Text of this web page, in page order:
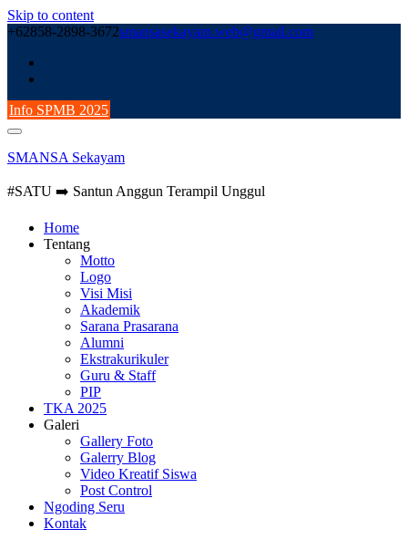
Skip to content
+62858-2898-3672smansasekayam.web@gmail.com
Info SPMB 2025
SMANSA Sekayam
#SATU ➡️ Santun Anggun Terampil Unggul
Home
Tentang
Motto
Logo
Visi Misi
Akademik
Sarana Prasarana
Alumni
Ekstrakurikuler
Guru & Staff
PIP
TKA 2025
Galeri
Gallery Foto
Galerry Blog
Video Kreatif Siswa
Post Control
Ngoding Seru
Kontak